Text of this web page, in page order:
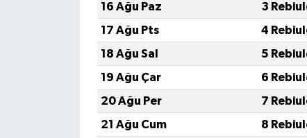
16 Ağu Paz
3
17 Ağu Pts
4
18 Ağu Sal
5
19 Ağu Çar
6
20 Ağu Per
7
21 Ağu Cum
8